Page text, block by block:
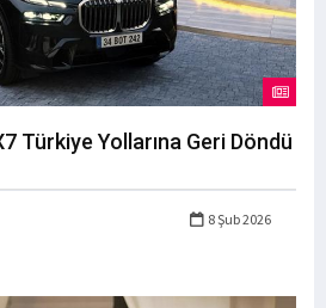
Türkiye Yollarına Geri Döndü
8 Şub 2026